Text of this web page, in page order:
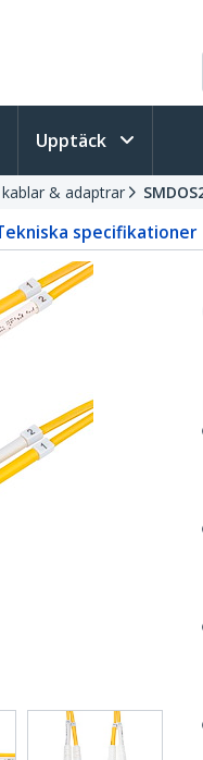
Upptäck
& adaptrar
specifikationer